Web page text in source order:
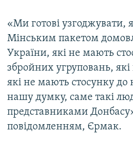
«Ми готові узгоджувати,
Мінським пакетом
України, які не мають
збройних угруповань,
які не мають стосунку
нашу думку, саме такі
представниками
повідомленням, Єрмак.